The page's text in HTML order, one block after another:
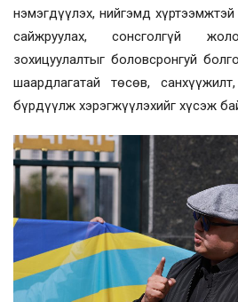
нэмэгдүүлэх, нийгэмд
сайжруулах, сонсголгүй
зохицуулалтыг боловсронгуй
шаардлагатай төсөв,
бүрдүүлж хэрэгжүүлэхийг хүсэж